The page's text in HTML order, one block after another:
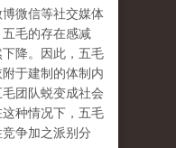
微信等社交媒体
毛的存在感减
降。因此，五毛
于建制的体制内
团队蜕变成社会
种情况下，五毛
争加之派别分